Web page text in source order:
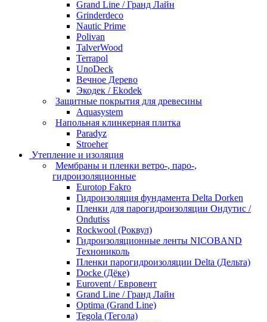
Grand Line / Гранд Лайн
Grinderdeco
Nautic Prime
Polivan
TalverWood
Terrapol
UnoDeck
Вечное Дерево
Экодек / Ekodek
Защитные покрытия для древесины
Aquasystem
Напольная клинкерная плитка
Paradyz
Stroeher
Утепление и изоляция
Мембраны и пленки ветро-, паро-,
гидроизоляционные
Eurotop Fakro
Гидроизоляция фундамента Delta Dorken
Пленки для парогидроизоляции Ондутис /
Ondutiss
Rockwool (Роквул)
Гидроизоляционные ленты NICOBAND
Технониколь
Пленки парогидроизоляции Delta (Дельта)
Docke (Дёке)
Eurovent / Евровент
Grand Line / Гранд Лайн
Optima (Grand Line)
Tegola (Тегола)